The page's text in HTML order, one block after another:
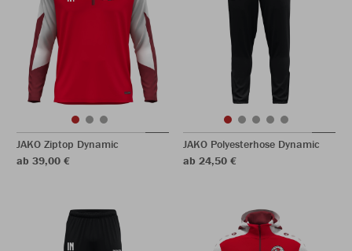
JAKO Ziptop Dynamic
ab 39,00 €
JAKO Polyesterhose Dynamic
ab 24,50 €